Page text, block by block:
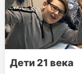
Дети 21 века